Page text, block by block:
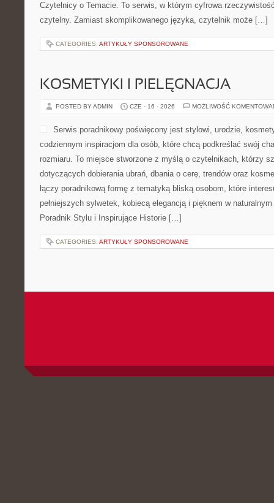
Czytelnicy o Temacie. To serwis, w którym cyfrowa
czytelny. Zamiast skomplikowanego języka, czytelnik może […]
CATEGORIES: ARTYKUŁY SPONSOROWANE
KOSMETYKI I PIELĘGNACJA
POSTED BY ADMIN CZE - 16 - 2026 MOŻLIWOŚĆ
Serwis poradnikowy poświęcony jest stylowi, urodzie,
codziennym inspiracjom dla osób, które chcą podkreślać swój
rozmiaru. To miejsce stworzone z myślą o czytelnikach, którzy
dotyczących dobierania ubrań, dbania o cerę, trendów oraz
łączy poradnikową formę z tematyką bliską osobom, które
pełniejszych sylwetek, kobiecą elegancją i pięknem w
Poradnik Stylu i Inspirujące Historie […]
CATEGORIES: ARTYKUŁY SPONSOROWANE